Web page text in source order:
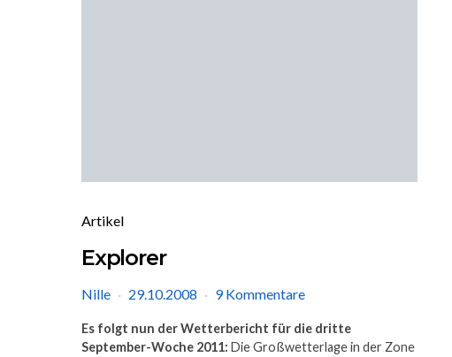
Artikel
Explorer
Nille 29.10.2008 9 Kommentare
Es folgt nun der Wetterbericht für die dritte
September-Woche 2011: Die Großwetterlage in der Zone